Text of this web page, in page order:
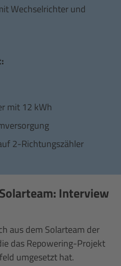
Wechselrichter und
mit 12 kWh
2-Richtungszähler
Interview
aus dem Solarteam der
das Repowering-Projekt
umgesetzt hat.